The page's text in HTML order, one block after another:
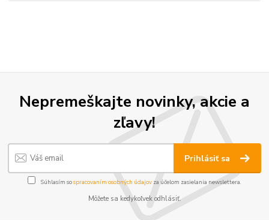
Nepremeškajte novinky, akcie a
zľavy!
Prihlásiť sa
Súhlasím sospracovaním osobných údajov za účelom zasielania newslettera.
Môžete sa kedykoľvek odhlásiť.